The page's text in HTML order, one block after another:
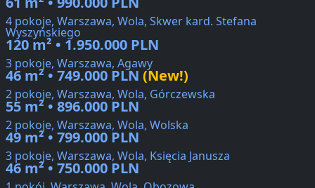
4 pokoje, Warszawa, Wola, Skwer kard. Stefana
Wyszyńskiego
120 m² • 1.950.000 PLN
3 pokoje, Warszawa, Agawy
46 m² • 749.000 PLN (New!)
2 pokoje, Warszawa, Wola, Górczewska
55 m² • 896.000 PLN
2 pokoje, Warszawa, Wola, Wolska
49 m² • 799.000 PLN
3 pokoje, Warszawa, Wola, Księcia Janusza
46 m² • 750.000 PLN